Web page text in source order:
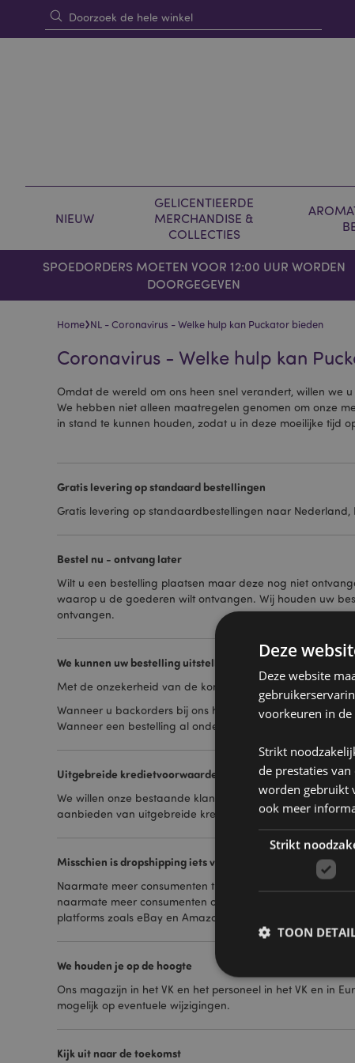
NIEUW
GELICENTIEERDE
MERCHANDISE &
COLLECTIES
SPOEDORDERS MOETEN VOOR 12:00 UUR WORDEN
DOORGEGEVEN
Home›NL - Coronavirus - Welke hulp kan Puckator bieden
Coronavirus - Welke hulp kan
Omdat de wereld om ons heen snel verandert, willen we
We hebben niet alleen maatregelen genomen om onze
in stand te kunnen houden, zodat u in deze moeilijke tijd
Gratis levering op standaard bestellingen
Gratis levering op standaardbestellingen naar Nederland,
Bestel nu - ontvang later
Wilt u een bestelling plaatsen maar deze nog niet
waarop u de goederen wilt ontvangen. Wij houden uw
ontvangen.
We kunnen uw bestelling uitstellen
Met de onzekerheid van de komende maanden in
Wanneer u backorders bij ons heeft, annuleer deze dan
Wanneer een bestelling al onderweg is en u wilt deze
Uitgebreide kredietvoorwaarden
We willen onze bestaande klanten zo goed mogelijk
aanbieden van uitgebreide kredietvoorwaarden totdat de
Misschien is dropshipping iets voor uw klanten?
Naarmate meer consumenten thuis blijven, zal de vraag
naarmate meer consumenten online gaan bestellen. We
platforms zoals eBay en Amazon, en we verzenden
We houden je op de hoogte
Ons magazijn in het VK en het personeel in het VK en in
mogelijk op eventuele wijzigingen.
Kijk uit naar de toekomst
Deze
Deze website
voorkeuren in
Strikt
de prestaties
worden gebruikt
ook meer
Strikt
TOON